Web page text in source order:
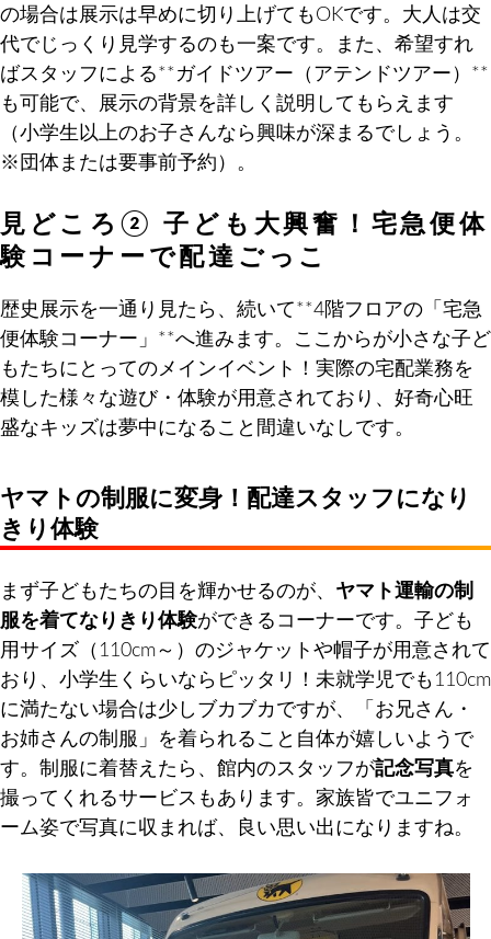
の場合は展示は早めに切り上げてもOKです。大人は交
代でじっくり見学するのも一案です。また、希望すれ
ばスタッフによる**ガイドツアー（アテンドツアー）**
も可能で、展示の背景を詳しく説明してもらえます
（小学生以上のお子さんなら興味が深まるでしょう。
※団体または要事前予約）。
見どころ② 子ども大興奮！宅急便体
験コーナーで配達ごっこ
歴史展示を一通り見たら、続いて**4階フロアの「宅急
便体験コーナー」**へ進みます。ここからが小さな子ど
もたちにとってのメインイベント！実際の宅配業務を
模した様々な遊び・体験が用意されており、好奇心旺
盛なキッズは夢中になること間違いなしです。
ヤマトの制服に変身！配達スタッフになり
きり体験
まず子どもたちの目を輝かせるのが、 ヤマト運輸の制
服を着てなりきり体験ができるコーナーです。子ども
用サイズ（110cm～）のジャケットや帽子が用意されて
おり、小学生くらいならピッタリ！未就学児でも110cm
に満たない場合は少しブカブカですが、「お兄さん・
お姉さんの制服」を着られること自体が嬉しいようで
す。制服に着替えたら、館内のスタッフが記念写真を
撮ってくれるサービスもあります。家族皆でユニフォ
ーム姿で写真に収まれば、良い思い出になりますね。